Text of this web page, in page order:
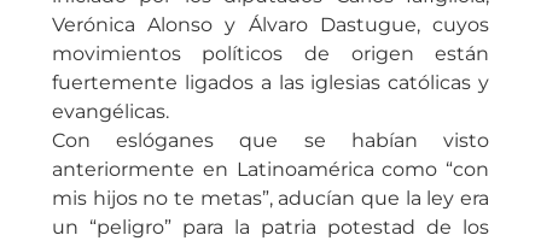
Verónica Alonso y Álvaro Dastugue, cuyos
movimientos políticos de origen están
fuertemente ligados a las iglesias católicas y
evangélicas.
Con eslóganes que se habían visto
anteriormente en Latinoamérica como “con
mis hijos no te metas”, aducían que la ley era
un “peligro” para la patria potestad de los